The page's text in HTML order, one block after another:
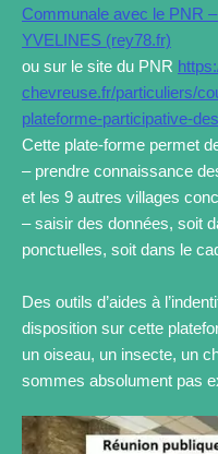
Communale avec le PNR
YVELINES (rey78.fr)
ou sur le site du PNR
chevreuse.fr/particuliers/
plateforme-participative-
Cette plate-forme permet
– prendre connaissance
et les 9 autres villages
– saisir des données, soit
ponctuelles, soit dans le
Des outils d’aides à
disposition sur cette
un oiseau, un insecte, un
sommes absolument pas